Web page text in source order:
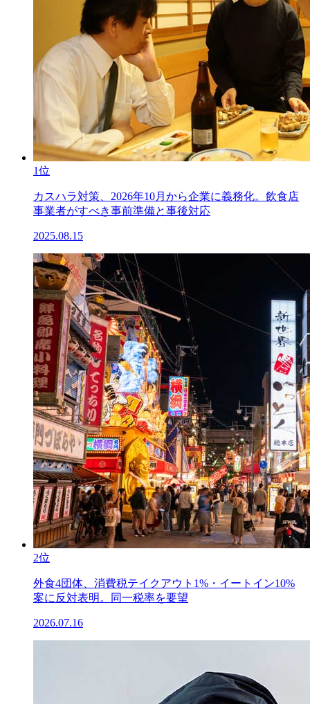
1位
カスハラ対策、2026年10月から企業に義務化。飲食店
事業者がすべき事前準備と事後対応
2025.08.15
2位
外食4団体、消費税テイクアウト1%・イートイン10%
案に反対表明。同一税率を要望
2026.07.16